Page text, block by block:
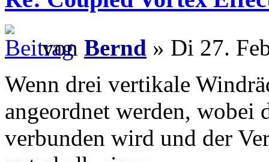
von Bernd » Di 27.
Wenn drei vertikale
angeordnet werden, wobei
verbunden wird und der